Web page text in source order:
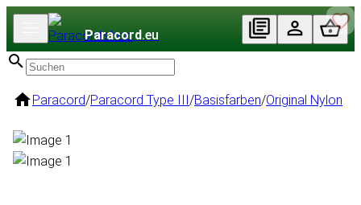
Paracord.eu
Paracord/Paracord Type III/Basisfarben/Original Nylon